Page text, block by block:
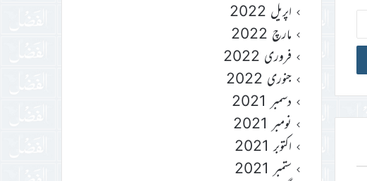
اپریل 2022
مارچ 2022
فروری 2022
جنوری 2022
دسمبر 2021
نومبر 2021
اکتوبر 2021
ستمبر 2021